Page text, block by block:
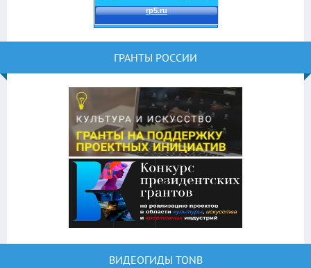
ГРАНТЫ РОССИИ
ВИДЕОГИДЫ TONB